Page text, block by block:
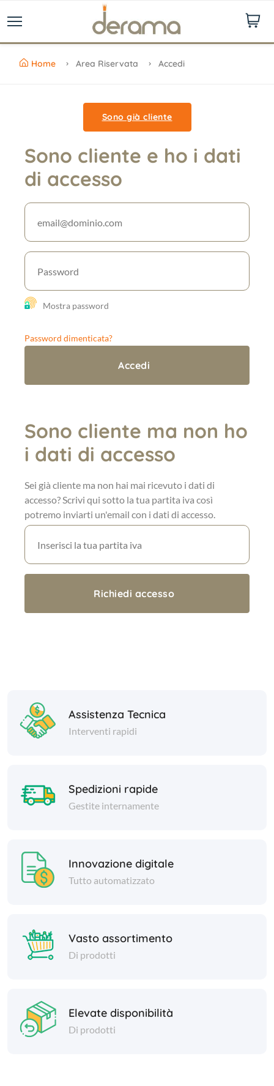
Home Area Riservata Accedi
Sono già cliente
Sono cliente e ho i dati
di accesso
Mostra password
Password dimenticata?
Sono cliente ma non ho
i dati di accesso
Sei già cliente ma non hai mai ricevuto i dati di
accesso? Scrivi qui sotto la tua partita iva così
potremo inviarti un'email con i dati di accesso.
Assistenza Tecnica
Interventi rapidi
Spedizioni rapide
Gestite internamente
Innovazione digitale
Tutto automatizzato
Vasto assortimento
Di prodotti
Elevate disponibilità
Di prodotti